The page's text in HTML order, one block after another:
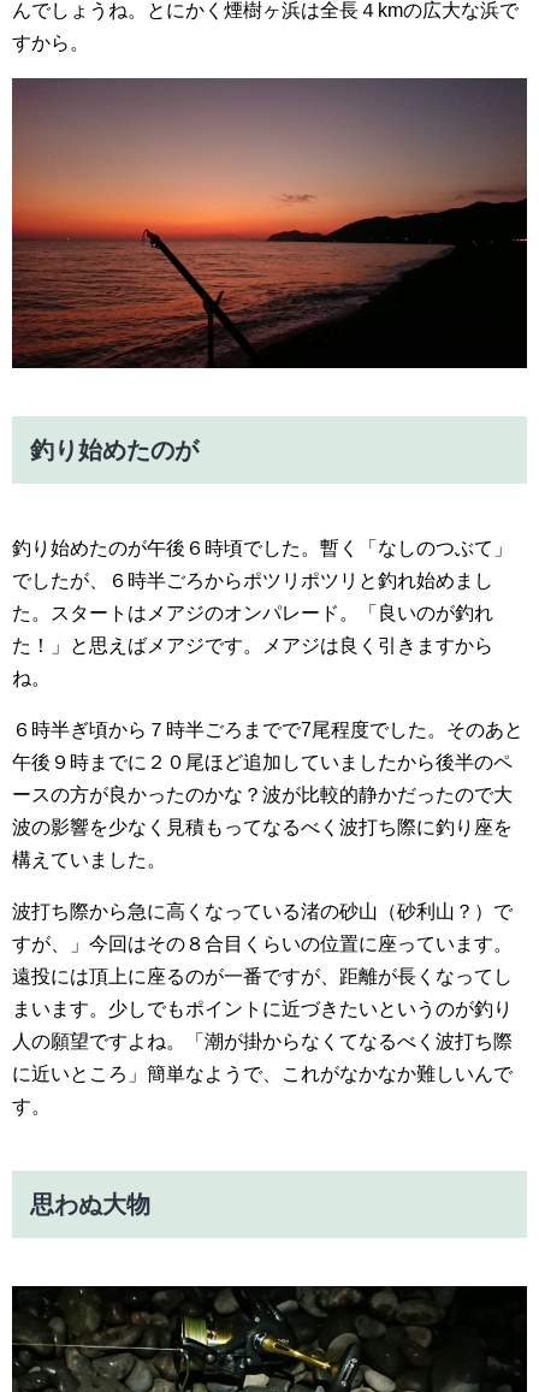
んでしょうね。とにかく煙樹ヶ浜は全長４kmの広大な浜で
すから。
釣り始めたのが
釣り始めたのが午後６時頃でした。暫く「なしのつぶて」
でしたが、６時半ごろからポツリポツリと釣れ始めまし
た。スタートはメアジのオンパレード。「良いのが釣れ
た！」と思えばメアジです。メアジは良く引きますから
ね。
６時半ぎ頃から７時半ごろまでで7尾程度でした。そのあと
午後９時までに２０尾ほど追加していましたから後半のペ
ースの方が良かったのかな？波が比較的静かだったので大
波の影響を少なく見積もってなるべく波打ち際に釣り座を
構えていました。
波打ち際から急に高くなっている渚の砂山（砂利山？）で
すが、」今回はその８合目くらいの位置に座っています。
遠投には頂上に座るのが一番ですが、距離が長くなってし
まいます。少しでもポイントに近づきたいというのが釣り
人の願望ですよね。「潮が掛からなくてなるべく波打ち際
に近いところ」簡単なようで、これがなかなか難しいんで
す。
思わぬ大物